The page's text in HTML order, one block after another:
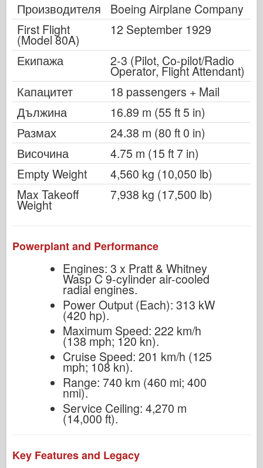
Производителя
Boeing Airplane Company
First Flight
(Model 80A)
12 September 1929
Екипажа
2-3 (Pilot, Co-pilot/Radio
Operator, Flight Attendant)
Капацитет
18 passengers + Mail
Дължина
16.89 m (55 ft 5 in)
Размах
24.38 m (80 ft 0 in)
Височина
4.75 m (15 ft 7 in)
Empty Weight
4,560 kg (10,050 lb)
Max Takeoff
Weight
7,938 kg (17,500 lb)
Powerplant and Performance
Engines: 3 x Pratt & Whitney
Wasp C 9-cylinder air-cooled
radial engines.
Power Output (Each): 313 kW
(420 hp).
Maximum Speed: 222 km/h
(138 mph; 120 kn).
Cruise Speed: 201 km/h (125
mph; 108 kn).
Range: 740 km (460 mi; 400
nmi).
Service Ceiling: 4,270 m
(14,000 ft).
Key Features and Legacy